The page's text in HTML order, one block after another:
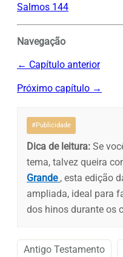
Salmos 144
Navegação
← Capítulo anterior
Próximo capítulo →
#Publicidade
Dica de leitura: Se
tema, talvez queira
Grande , esta edição
ampliada, ideal para
dos hinos durante os
Antigo Testamento